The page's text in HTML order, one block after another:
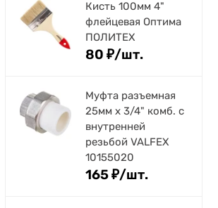
Кисть 100мм 4"
флейцевая Оптима
ПОЛИТЕХ
80 ₽/шт.
Муфта разъемная
25мм х 3/4" комб. с
внутренней
резьбой VALFEX
10155020
165₽/шт.